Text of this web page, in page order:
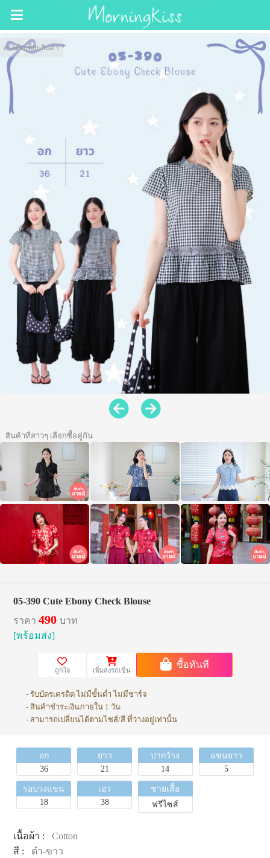
สไลด์เปลี่ยนสินค้า
สินค้าที่สาวๆ เลือกซื้อคู่กัน
05-390 Cute Ebony Check Blouse
ราคา490บาท
[พร้อมส่ง]
ถูกใจ เพิ่มลงรถเข็น
ซื้อทันที
- รับบัตรเครดิต ไม่มีขั้นต่ำ ไม่มีชาร์จ
- สินค้าชำระเงินภายใน 1 วัน
- สามารถเปลี่ยนได้ตามไซส์/สี ที่ว่างอยู่เท่านั้น
อก
36
ยาว
21
บ่ากว้าง
14
แขนยาว
5
รอบวงแขน
18
เอว
38
ชายเสื้อ
ฟรีไซส์
เนื้อผ้า :Cotton
สี : ดำ-ขาว